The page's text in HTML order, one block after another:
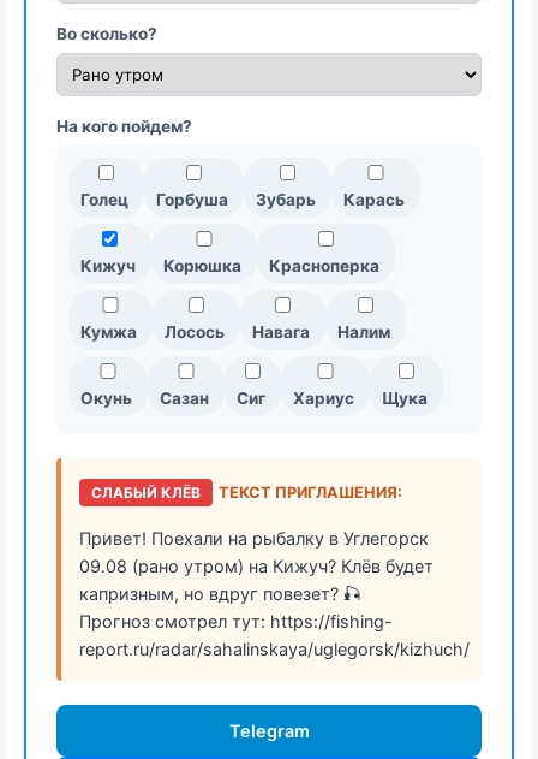
Во сколько?
На кого пойдем?
Голец Горбуша Зубарь Карась
Кижуч Корюшка Красноперка
Кумжа Лосось Навага Налим
Окунь Сазан Сиг Хариус Щука
СЛАБЫЙ КЛЁВ ТЕКСТ ПРИГЛАШЕНИЯ:
Привет! Поехали на рыбалку в Углегорск
09.08 (рано утром) на Кижуч? Клёв будет
капризным, но вдруг повезет? 🎣
Прогноз смотрел тут: https://fishing-
report.ru/radar/sahalinskaya/uglegorsk/kizhuch/
Telegram